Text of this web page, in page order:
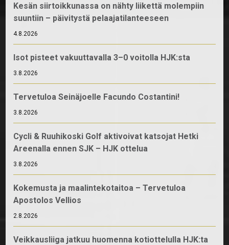
Kesän siirtoikkunassa on nähty liikettä molempiin
suuntiin – päivitystä pelaajatilanteeseen
4.8.2026
Isot pisteet vakuuttavalla 3–0 voitolla HJK:sta
3.8.2026
Tervetuloa Seinäjoelle Facundo Costantini!
3.8.2026
Cycli & Ruuhikoski Golf aktivoivat katsojat Hetki
Areenalla ennen SJK – HJK ottelua
3.8.2026
Kokemusta ja maalintekotaitoa – Tervetuloa
Apostolos Vellios
2.8.2026
Veikkausliiga jatkuu huomenna kotiottelulla HJK:ta